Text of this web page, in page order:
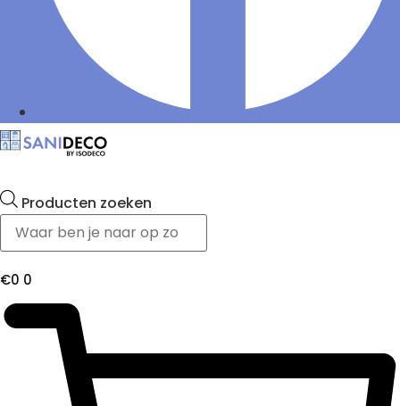
Producten zoeken
€0 0